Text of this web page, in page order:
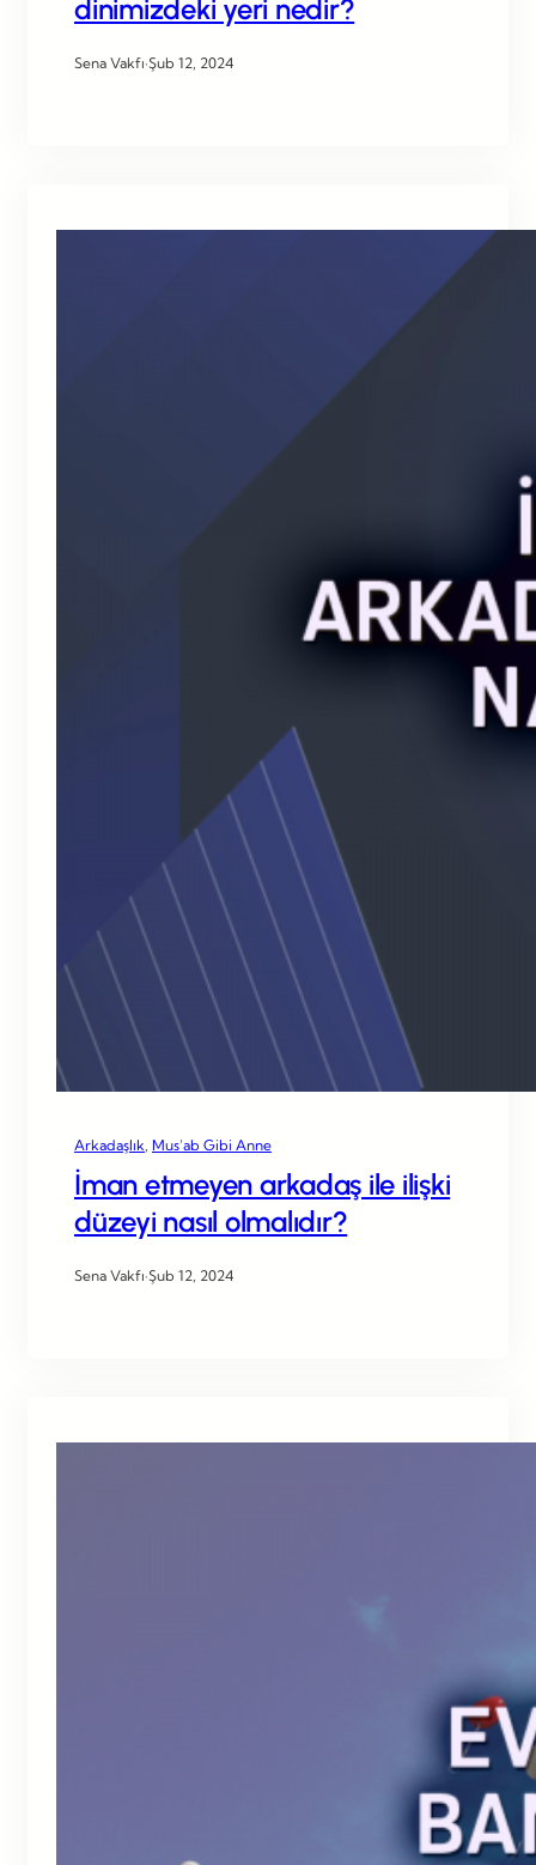
dinimizdeki yeri nedir?
Sena Vakfı·Şub 12, 2024
Arkadaşlık Mus’ab Gibi Anne
İman etmeyen arkadaş ile ilişki
düzeyi nasıl olmalıdır?
Sena Vakfı·Şub 12, 2024